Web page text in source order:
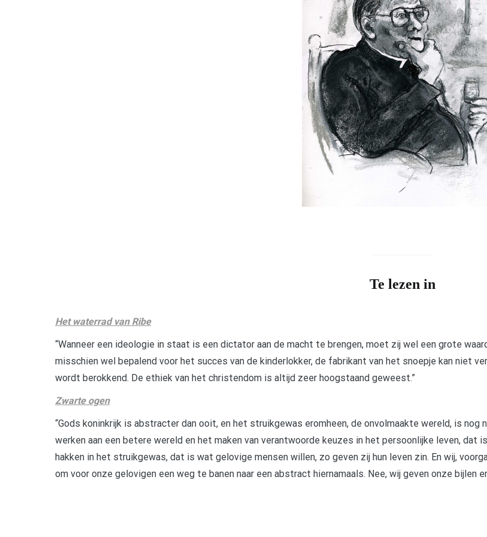
Te lezen in
Het waterrad van Ribe
“Wanneer een ideologie in staat is een dictator aan de macht te brengen, moet zij wel een grote
misschien wel bepalend voor het succes van de kinderlokker, de fabrikant van het snoepje kan niet
wordt berokkend. De ethiek van het christendom is altijd zeer hoogstaand geweest.”
Zwarte ogen
“Gods koninkrijk is abstracter dan ooit, en het struikgewas eromheen, de onvolmaakte wereld, is
werken aan een betere wereld en het maken van verantwoorde keuzes in het persoonlijke leven,
hakken in het struikgewas, dat is wat gelovige mensen willen, zo geven zij hun leven zin. En wij,
om voor onze gelovigen een weg te banen naar een abstract hiernamaals. Nee, wij geven onze bijlen